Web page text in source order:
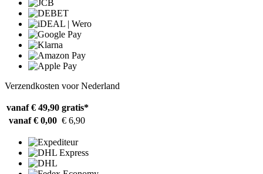
Verzendkosten voor Nederland
vanaf € 49,90 gratis*
vanaf € 0,00 € 6,90